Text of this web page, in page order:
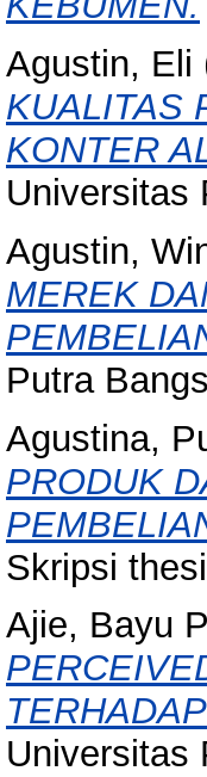
Agustin, Eli
KUALITAS
KONTER
Universitas
Agustin,
MEREK
Putra
Agustina,
PRODUK
Skripsi
Ajie, Bayu
Universitas